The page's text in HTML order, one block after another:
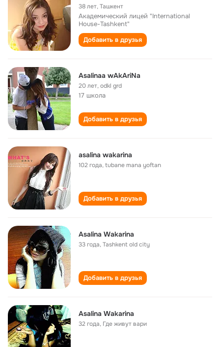
38 лет,Ташкент
Академический лицей "International
House-Tashkent"
Добавить в друзья
Asalinaa wAkAriNa
20 лет,odkl grd
17 школа
Добавить в друзья
asalina wakarina
102 года,tubane mana yoftan
Добавить в друзья
Asalina Wakarina
33 года,Tashkent old city
Добавить в друзья
Asalina Wakarina
32 года, Где живут вари